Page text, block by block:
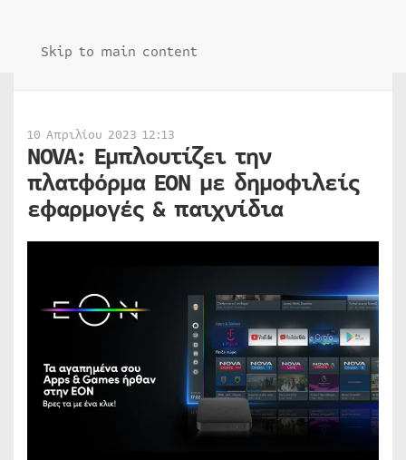
Skip to main content
10 Απριλίου 2023 12:13
NOVA: Εμπλουτίζει την
πλατφόρμα ΕΟΝ με δημοφιλείς
εφαρμογές & παιχνίδια